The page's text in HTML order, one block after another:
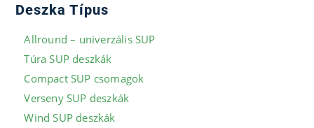
Deszka Típus
Allround – univerzális SUP
Túra SUP deszkák
Compact SUP csomagok
Verseny SUP deszkák
Wind SUP deszkák